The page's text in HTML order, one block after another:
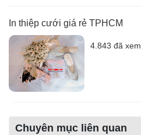
In thiệp cưới giá rẻ TPHCM
4.843 đã xem
Chuyên mục liên quan